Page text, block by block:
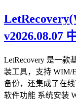
v2026.08.07
LetRecovery 是一款
装工具，支持 WIM/
备份，还集成了在
软件功能 系统安装